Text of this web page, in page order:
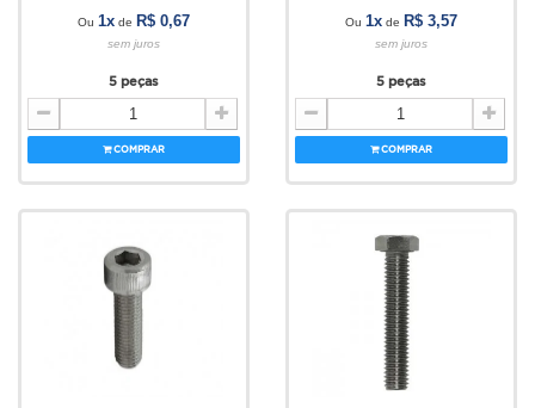
Ou 1x de R$ 0,67
sem juros
5 peças
COMPRAR
Ou 1x de R$ 3,57
sem juros
5 peças
COMPRAR